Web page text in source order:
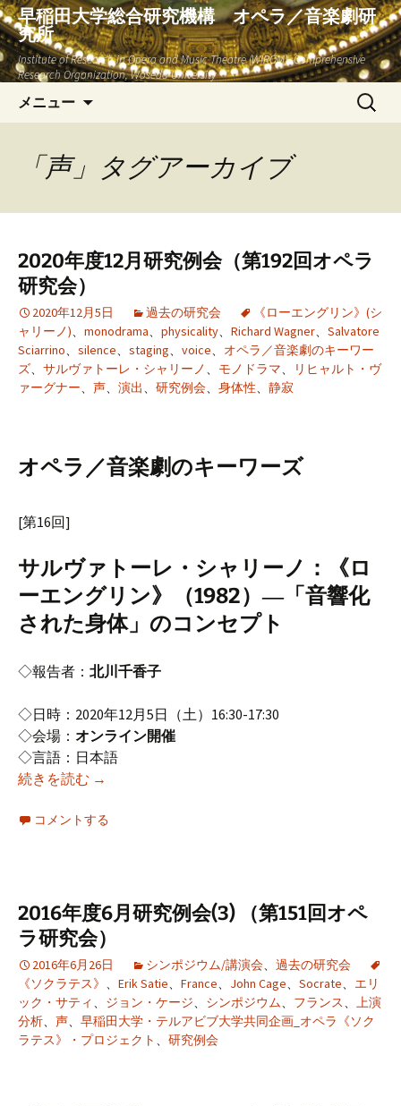
早稲田大学総合研究機構 オペラ／音楽劇研
究所
Institute of Research in Opera and Music Theatre (WIROM), Comprehensive
Research Organization, Waseda University
メニュー
ツ
ッ
検
索:
「声」タグアーカイブ
2020年度12月研究例会（第192回オペラ
研究会）
2020年12月5日 過去の研究会
《ローエングリン》(シ
ャリーノ)、 monodrama、 physicality、 Richard Wagner、 Salvatore
Sciarrino、 silence、 staging、 voice、 オペラ／音楽劇のキーワー
ズ、 サルヴァトーレ・シャリーノ 、 モノドラマ、
リヒャルト・ヴ
ァーグナー、 声、 演出、 研究例会、 身体性、 静寂
オペラ／音楽劇のキーワーズ
[第16回]
サルヴァトーレ・シャリーノ：《ロ
ーエングリン》（1982）―「音響化
された身体」のコンセプト
◇報告者： 北川千香子
◇日時：2020年12月5日（土）16:30-17:30
◇会場： オンライン開催
◇言語：日本語
続きを読む 2020年度12月研究例会（第192回オペラ研究会）
→
コメントする
2016年度6月研究例会(3) （第151回オペ
ラ研究会）
2016年6月26日 シンポジウム/講演会、 過去の研究会
《ソクラテス》 、 Erik Satie、 France、 John Cage、 Socrate、 エリ
ック・サティ 、 ジョン・ケージ、 シンポジウム、 フランス、 上演
分析、 声、 早稲田大学・テルアビブ大学共同企画_オペラ《ソク
ラテス》・プロジェクト 、 研究例会